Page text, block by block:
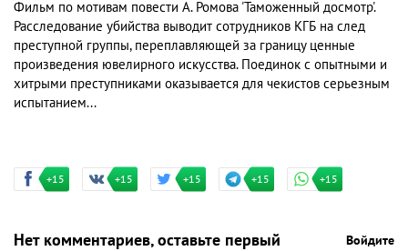
Фильм по мотивам повести А. Ромова 'Таможенный досмотр'.
Расследование убийства выводит сотрудников КГБ на след
преступной группы, переплавляющей за границу ценные
произведения ювелирного искусства. Поединок с опытными и
хитрыми преступниками оказывается для чекистов серьезным
испытанием...
+15 +15 +15 +15 +15
Нет комментариев, оставьте первый Войдите